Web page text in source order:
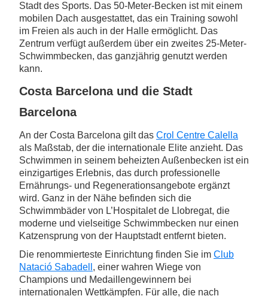
Stadt des Sports. Das 50-Meter-Becken ist mit einem
mobilen Dach ausgestattet, das ein Training sowohl
im Freien als auch in der Halle ermöglicht. Das
Zentrum verfügt außerdem über ein zweites 25-Meter-
Schwimmbecken, das ganzjährig genutzt werden
kann.
Costa Barcelona und die Stadt
Barcelona
An der Costa Barcelona gilt das Crol Centre Calella
als Maßstab, der die internationale Elite anzieht. Das
Schwimmen in seinem beheizten Außenbecken ist ein
einzigartiges Erlebnis, das durch professionelle
Ernährungs- und Regenerationsangebote ergänzt
wird. Ganz in der Nähe befinden sich die
Schwimmbäder von L’Hospitalet de Llobregat, die
moderne und vielseitige Schwimmbecken nur einen
Katzensprung von der Hauptstadt entfernt bieten.
Die renommierteste Einrichtung finden Sie im Club
Natació Sabadell , einer wahren Wiege von
Champions und Medaillengewinnern bei
internationalen Wettkämpfen. Für alle, die nach